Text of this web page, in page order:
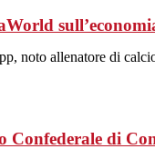
noto allenatore di
Confederale di